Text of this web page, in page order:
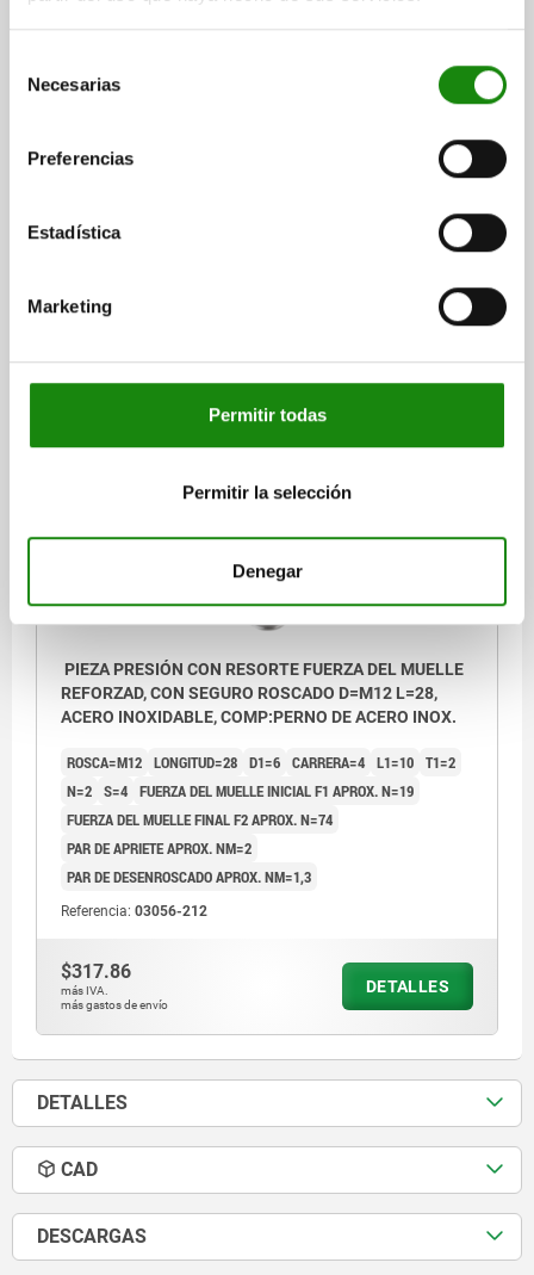
Necesarias
Preferencias
Estadística
Marketing
Permitir todas
Permitir la selección
Denegar
PIEZA PRESIÓN CON RESORTE FUERZA DEL MUELLE
REFORZAD, CON SEGURO ROSCADO D=M10 L=22,
ACERO INOXIDABLE, COMP:PERNO DE ACERO INOX.
ROSCA=M10
T1=1,4
PAR DE APRIETE APROX. NM=1,3
Referencia:
$224.25
más IVA.
DETALLES
PIEZA PRESIÓN CON RESORTE FUERZA DEL MUELLE
REFORZAD, CON SEGURO ROSCADO D=M12 L=28,
ACERO INOXIDABLE, COMP:PERNO DE ACERO INOX.
ROSCA=M12 LONGITUD=28 D1=6 CARRERA=4 L1=10 T1=2
N=2 S=4 FUERZA DEL MUELLE INICIAL F1 APROX. N=19
FUERZA DEL MUELLE FINAL F2 APROX. N=74
PAR DE APRIETE APROX. NM=2
PAR DE DESENROSCADO APROX. NM=1,3
Referencia: 03056-212
$317.86
más IVA.
más gastos de envío
DETALLES
DETALLES
CAD
DESCARGAS